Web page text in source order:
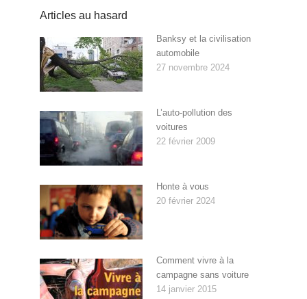
Articles au hasard
Banksy et la civilisation
automobile
27 novembre 2024
L’auto-pollution des
voitures
22 février 2009
Honte à vous
20 février 2024
Comment vivre à la
campagne sans voiture
14 janvier 2015